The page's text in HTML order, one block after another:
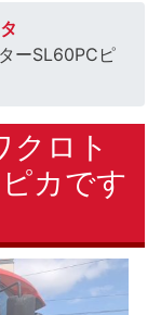
ーSL60PCピ
クロト
カです